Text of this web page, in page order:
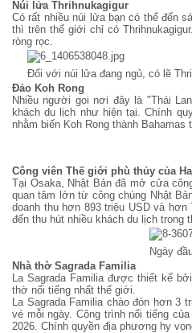
Núi lửa Thrihnukagigur
Có rất nhiều núi lửa bạn có thể đến
thì trên thế giới chỉ có
ròng rọc.
Đối với núi lửa đang ngủ, có lẽ
Đảo Koh Rong
Nhiều người gọi nơi đây là "Thái
khách du lịch như hiện tại. Chính
nhằm biến Koh Rong thành Bahamas
Công viên Thế giới phù thủy của
Tại Osaka, Nhật Bản đã mở cửa
quan tâm lớn từ công chúng Nhật
doanh thu hơn 893 triệu USD và
đến thu hút nhiều khách du lịch trong
Ngày
N hà thờ Sagrada Familia
La Sagrada Familia được thiết kế
thờ nổi tiếng nhất thế giới.
La Sagrada Familia chào đón hơn 3
vé mỗi ngày. Công trình nổi tiếng
2026. Chính quyền địa phương hy